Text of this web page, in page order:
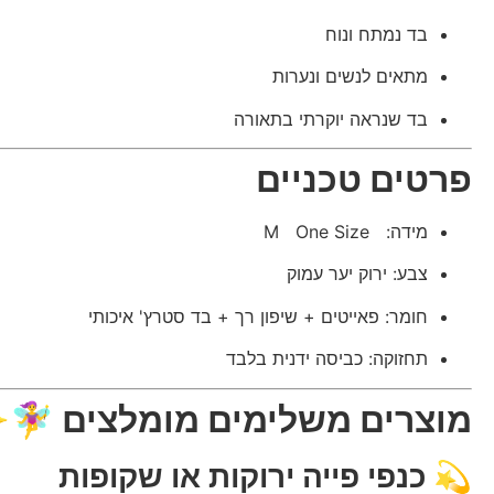
בד נמתח ונוח
מתאים לנשים ונערות
בד שנראה יוקרתי בתאורה
פרטים טכניים
מידה: M One Size
צבע: ירוק יער עמוק
חומר: פאייטים + שיפון רך + בד סטרץ' איכותי
תחזוקה: כביסה ידנית בלבד
מוצרים משלימים מומלצים
💫 כנפי פייה ירוקות או שקופות